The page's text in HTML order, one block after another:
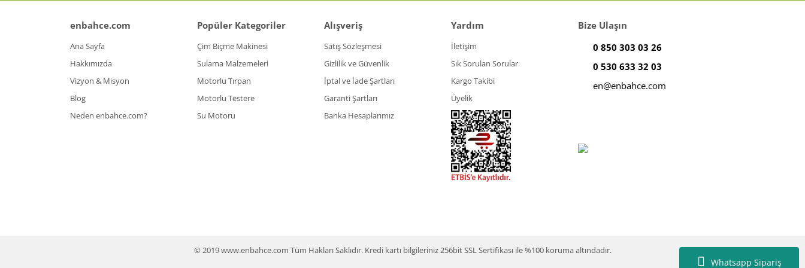
Whatsapp Sipariş
enbahce.com
Ana Sayfa
Hakkımızda
Vizyon & Misyon
Blog
Neden enbahce.com?
Popüler Kategoriler
Çim Biçme Makinesi
Sulama Malzemeleri
Motorlu Tırpan
Motorlu Testere
Su Motoru
Alışveriş
Satış Sözleşmesi
Gizlilik ve Güvenlik
İptal ve İade Şartları
Garanti Şartları
Banka Hesaplarımız
Yardım
İletişim
Sık Sorulan Sorular
Kargo Takibi
Üyelik
Bize Ulaşın
0 850 303 03 26
0 530 633 32 03
en@enbahce.com
© 2019 www.enbahce.com Tüm Hakları Saklıdır. Kredi kartı bilgileriniz 256bit SSL Sertifikası ile %100 koruma altındadır.